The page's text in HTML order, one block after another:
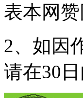
表本网
2、如因
请在30日